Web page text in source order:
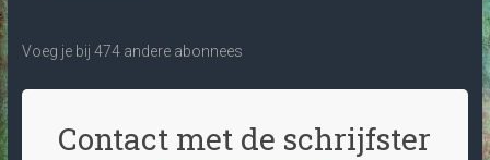
Voeg je bij 474 andere abonnees
Contact met de schrijfster